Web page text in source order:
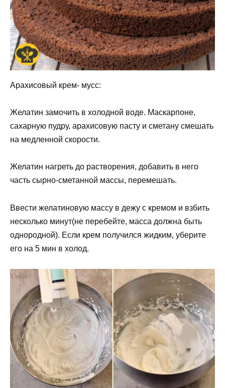
Арахисовый крем- мусс:
Желатин замочить в холодной воде. Маскарпоне,
сахарную пудру, арахисовую пасту и сметану смешать
на медленной скорости.
Желатин нагреть до растворения, добавить в него
часть сырно-сметанной массы, перемешать.
Ввести желатиновую массу в дежу с кремом и взбить
несколько минут(не перебейте, масса должна быть
однородной). Если крем получился жидким, уберите
его на 5 мин в холод.